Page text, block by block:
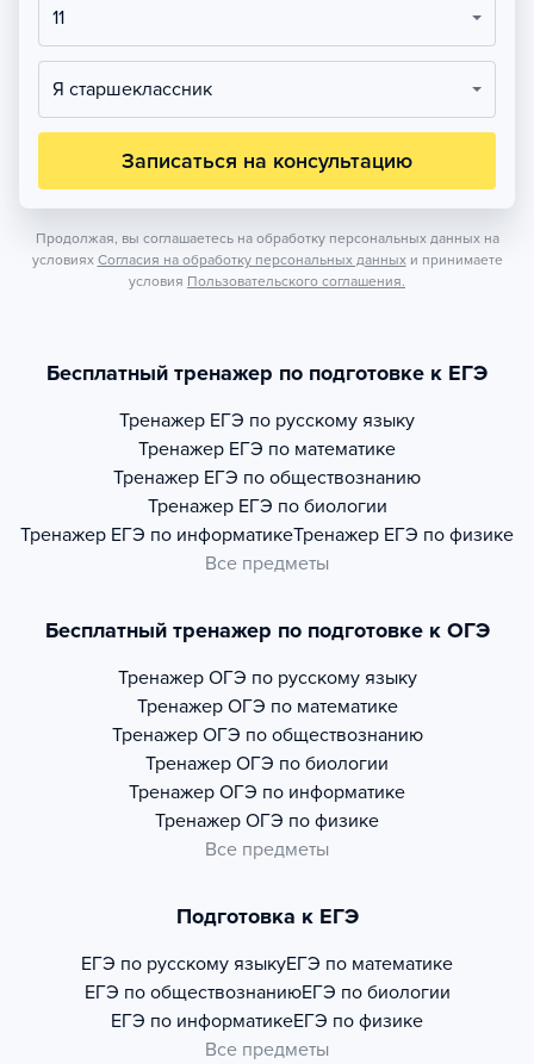
11
Я старшеклассник
Записаться на консультацию
Продолжая, вы соглашаетесь на обработку персональных данных на
условиях Согласия на обработку персональных данных и принимаете
условия Пользовательского соглашения.
Бесплатный тренажер по подготовке к ЕГЭ
Тренажер ЕГЭ по русскому языку
Тренажер ЕГЭ по математике
Тренажер ЕГЭ по обществознанию
Тренажер ЕГЭ по биологии
Тренажер ЕГЭ по информатикеТренажер ЕГЭ по физике
Все предметы
Бесплатный тренажер по подготовке к ОГЭ
Тренажер ОГЭ по русскому языку
Тренажер ОГЭ по математике
Тренажер ОГЭ по обществознанию
Тренажер ОГЭ по биологии
Тренажер ОГЭ по информатике
Тренажер ОГЭ по физике
Все предметы
Подготовка к ЕГЭ
ЕГЭ по русскому языкуЕГЭ по математике
ЕГЭ по обществознаниюЕГЭ по биологии
ЕГЭ по информатикеЕГЭ по физике
Все предметы